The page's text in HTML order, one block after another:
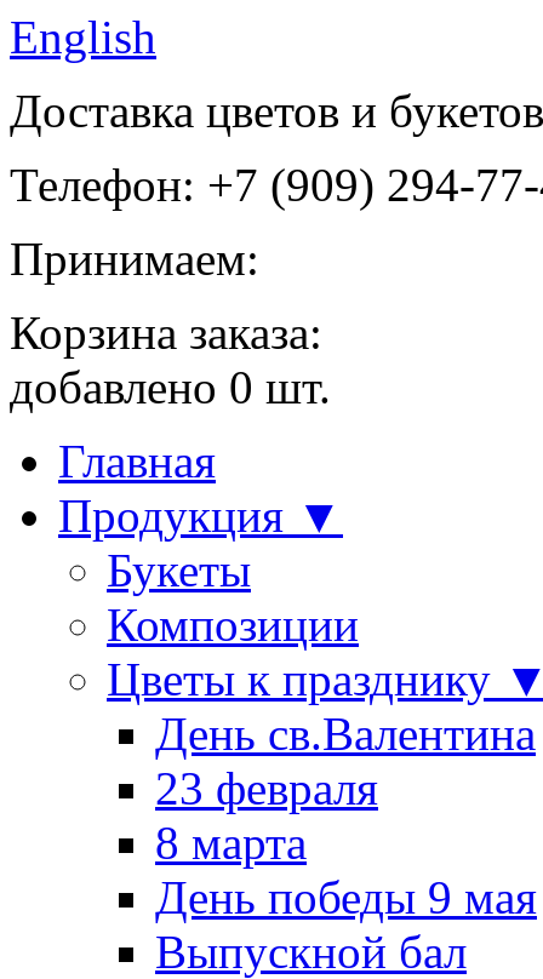
English
Доставка цветов и
Телефон: +7 (909) 294-
Принимаем:
Корзина заказа:
добавлено 0 шт.
Главная
Продукция ▼
Букеты
Композиции
Цветы к празднику
День св.Валентина
23 февраля
8 марта
День победы 9 мая
Выпускной бал